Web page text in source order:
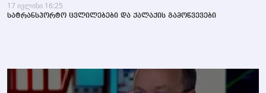
17 ივლისი 16:25
სატრანსპორტო ცვლილებები და ქალაქის გამოწვევები